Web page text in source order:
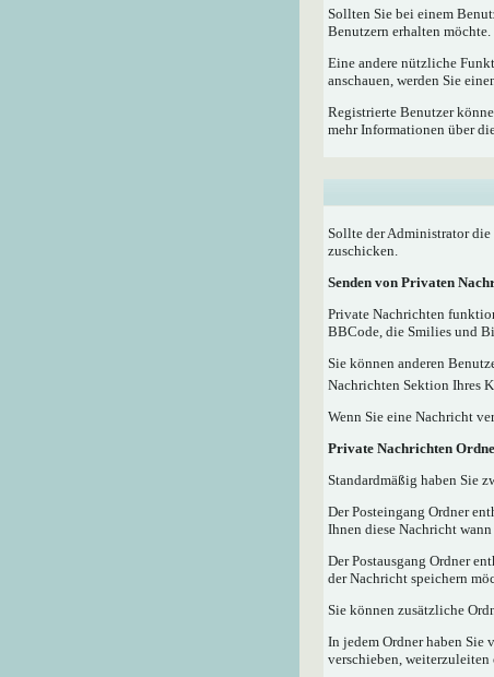
Sollten Sie bei einem
Benutzern erhalten möchte.
Eine andere nützliche
anschauen, werden Sie
Registrierte Benutzer
mehr Informationen über
Sollte der Administrator die
zuschicken.
Senden von Privaten
Private Nachrichten
BBCode, die Smilies und
Sie können anderen
Nachrichten Sektion Ihres
Wenn Sie eine Nachricht
Private Nachrichten
Standardmäßig haben Sie
Der Posteingang Ordner
Ihnen diese Nachricht
Der Postausgang Ordner
der Nachricht speichern
Sie können zusätzliche
In jedem Ordner haben Sie
verschieben, weiterzuleiten